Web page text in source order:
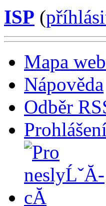
ISP (
Mapa
Nápověda
Odběr